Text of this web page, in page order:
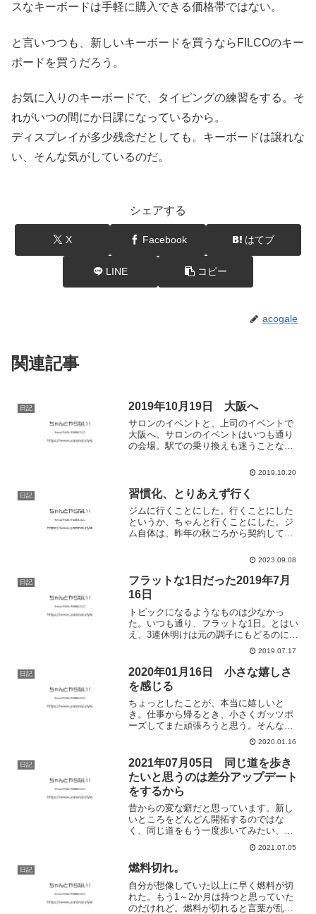
スなキーボードは手軽に購入できる価格帯ではない。
と言いつつも、新しいキーボードを買うならFILCOのキー
ボードを買うだろう。
お気に入りのキーボードで、タイピングの練習をする。そ
れがいつの間にか日課になっているから。
ディスプレイが多少残念だとしても。キーボードは譲れな
い、そんな気がしているのだ。
シェアする
X Facebook はてブ
LINE コピー
acogale
関連記事
日記 2019年10月19日 大阪へ
サロンのイベントと、上司のイベントで
大阪へ。サロンのイベントはいつも通り
の会場。駅での乗り換えも迷うことな
ど顔を出したあとは上司のイベントへ。
SNSをやっていきたいな、...
2019.10.20
日記 習慣化、とりあえず行く
ジムに行くことにした。行くことにした
というか、ちゃんと行くことにした。ジ
ム自体は、昨年の秋ごろから契約してい
行っていなかった。別にそれで何の不自
が記録していた1日の歩...
2023.09.08
日記
フラットな1日だった2019年7月
16日
トピックになるようなものは少なかっ
た。いつも通り、フラットな1日。とはい
え、3連休明けは元の調子にもどるのに時
間がかかる。コールドスタンバイのマシ
ン状態だ。そんなときは、やらなきゃい
けないリストを前週に作っておく。何を
頼りにしていいか分かる...
2019.07.17
日記
2020年01月16日 小さな嬉しさ
を感じる
ちょっとしたことが、本当に嬉しいと
き。仕事から帰るとき、小さくガッツポ
ーズしてまた頑張ろうと思う。そんな気
分のいいときだからこそ、僕もお返しし
たいな、なんて思う。小さな嬉しさ、小
さな幸せを感じられるときは、気持ちが
安定しているとき。最近はな...
2020.01.16
日記
2021年07月05日 同じ道を歩き
たいと思うのは差分アップデート
をするから
昔からの変な癖だと思っています。新し
いところをどんどん開拓するのではな
く、同じ道をもう一度歩いてみたい、同
じ景色を見てみたい。それが、定宿と呼
ばれるような場所ができ、常連さんにな
ることで、新しいことへの不安がなくな
るとか、知っているから楽ち...
2021.07.05
日記 燃料切れ。
自分が想像していた以上に早く燃料が切
れた。もう1～2か月は持つと思っていた
のだけれど。燃料が切れると言葉が乱れ